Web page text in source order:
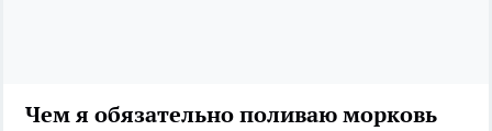
Чем я обязательно поливаю морковь